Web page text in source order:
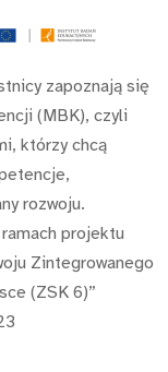
zapoznają się
(MBK), czyli
którzy chcą
rozwoju.
projektu
Zintegrowanego
(ZSK 6)”